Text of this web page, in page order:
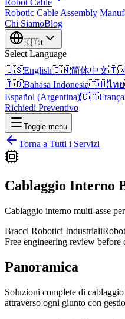
Robot Cable
Robotic Cable Assembly
Chi SiamoBlog
🇮🇹it
Select Language
🇺🇸English🇨🇳简体中文
🇮🇩Bahasa Indonesia🇹🇭ไทย
Español (Argentina)🇨🇦
Richiedi Preventivo
Toggle menu
Torna a Tutti i Servizi
Cablaggio Interno
Cablaggio interno multi-asse
Bracci Robotici Industriali
Free engineering review before
Panoramica
Soluzioni complete di
attraverso ogni giunto con